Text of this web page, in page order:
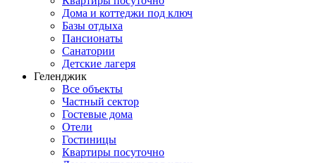
Дома и коттеджи под ключ
Базы отдыха
Пансионаты
Санатории
Детские лагеря
Геленджик
Все объекты
Частный сектор
Гостевые дома
Отели
Гостиницы
Квартиры посуточно